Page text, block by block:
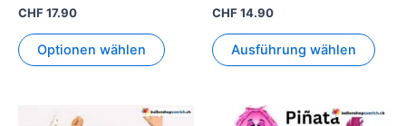
CHF17.90
Optionen wählen
CHF14.90
Ausführung wählen
Dieses